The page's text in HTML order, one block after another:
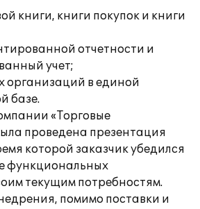
книги, книги покупок и книги
отчетности и
учет;
организаций в единой
базе.
«Торговые
проведена презентация
которой заказчик убедился
функциональных
текущим потребностям.
помимо поставки и